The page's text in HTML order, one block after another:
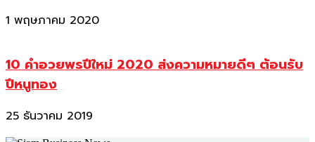
1 พฤษภาคม 2020
10 คำอวยพรปีใหม่ 2020 ส่งความหมายดีๆ ต้อนรับ
ปีหนูทอง
25 ธันวาคม 2019